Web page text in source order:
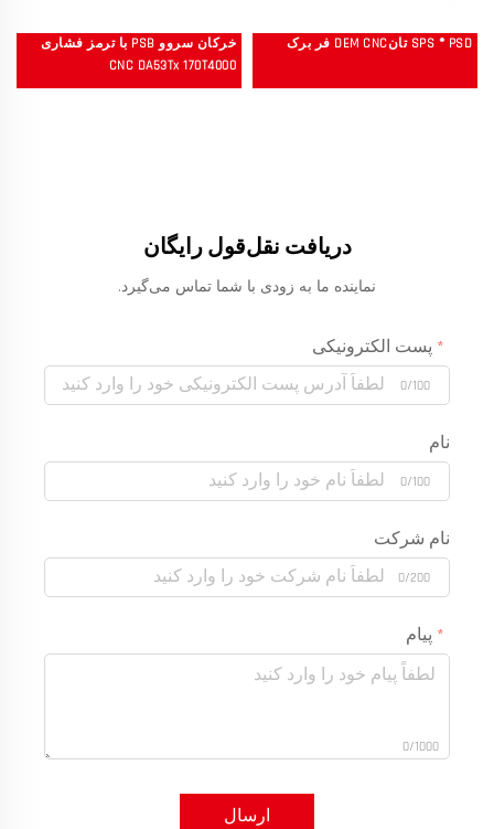
SPS ® PSD تانDEM CNC فر برک
خرکان سروو PSB با ترمز فشاری
CNC DA53Tx 170T4000
دریافت نقل‌قول رایگان
نماینده ما به زودی با شما تماس می‌گیرد.
پست الکترونیکی
0/100
نام
0/100
نام شرکت
0/200
پیام
0/1000
ارسال